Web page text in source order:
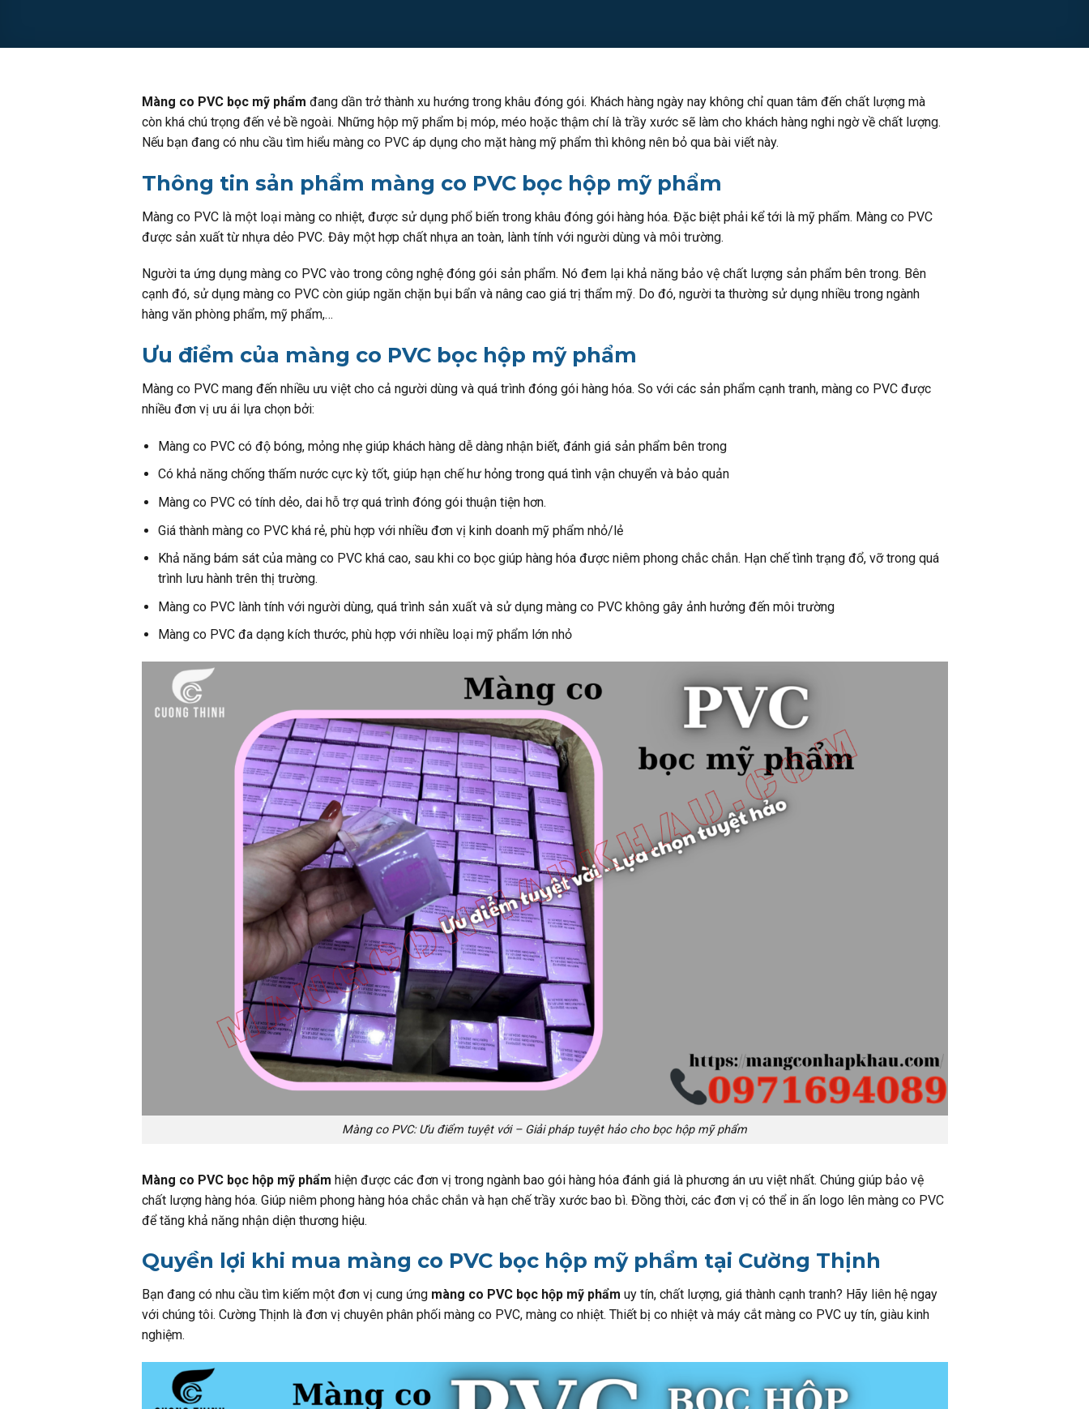
Màng co PVC bọc mỹ phẩm đang dần trở thành xu hướng trong khâu đóng gói. Khách hàng ngày nay không chỉ quan tâm đến chất lượng mà
còn khá chú trọng đến vẻ bề ngoài. Những hộp mỹ phẩm bị móp, méo hoặc thậm chí là trầy xước sẽ làm cho khách hàng nghi ngờ về chất lượng.
Nếu bạn đang có nhu cầu tìm hiểu màng co PVC áp dụng cho mặt hàng mỹ phẩm thì không nên bỏ qua bài viết này.
Thông tin sản phẩm màng co PVC bọc hộp mỹ phẩm
Màng co PVC là một loại màng co nhiệt, được sử dụng phổ biến trong khâu đóng gói hàng hóa. Đặc biệt phải kể tới là mỹ phẩm. Màng co PVC
được sản xuất từ nhựa dẻo PVC. Đây một hợp chất nhựa an toàn, lành tính với người dùng và môi trường.
Người ta ứng dụng màng co PVC vào trong công nghệ đóng gói sản phẩm. Nó đem lại khả năng bảo vệ chất lượng sản phẩm bên trong. Bên
cạnh đó, sử dụng màng co PVC còn giúp ngăn chặn bụi bẩn và nâng cao giá trị thẩm mỹ. Do đó, người ta thường sử dụng nhiều trong ngành
hàng văn phòng phẩm, mỹ phẩm,…
Ưu điểm của màng co PVC bọc hộp mỹ phẩm
Màng co PVC mang đến nhiều ưu việt cho cả người dùng và quá trình đóng gói hàng hóa. So với các sản phẩm cạnh tranh, màng co PVC được
nhiều đơn vị ưu ái lựa chọn bởi:
Màng co PVC có độ bóng, mỏng nhẹ giúp khách hàng dễ dàng nhận biết, đánh giá sản phẩm bên trong
Có khả năng chống thấm nước cực kỳ tốt, giúp hạn chế hư hỏng trong quá tình vận chuyển và bảo quản
Màng co PVC có tính dẻo, dai hỗ trợ quá trình đóng gói thuận tiện hơn.
Giá thành màng co PVC khá rẻ, phù hợp với nhiều đơn vị kinh doanh mỹ phẩm nhỏ/lẻ
Khả năng bám sát của màng co PVC khá cao, sau khi co bọc giúp hàng hóa được niêm phong chắc chắn. Hạn chế tình trạng đổ, vỡ trong quá
trình lưu hành trên thị trường.
Màng co PVC lành tính với người dùng, quá trình sản xuất và sử dụng màng co PVC không gây ảnh hưởng đến môi trường
Màng co PVC đa dạng kích thước, phù hợp với nhiều loại mỹ phẩm lớn nhỏ
Màng co PVC: Ưu điểm tuyệt với – Giải pháp tuyệt hảo cho bọc hộp mỹ phẩm
Màng co PVC bọc hộp mỹ phẩm hiện được các đơn vị trong ngành bao gói hàng hóa đánh giá là phương án ưu việt nhất. Chúng giúp bảo vệ
chất lượng hàng hóa. Giúp niêm phong hàng hóa chắc chắn và hạn chế trầy xước bao bì. Đồng thời, các đơn vị có thể in ấn logo lên màng co PVC
để tăng khả năng nhận diện thương hiệu.
Quyền lợi khi mua màng co PVC bọc hộp mỹ phẩm tại Cường Thịnh
Bạn đang có nhu cầu tìm kiếm một đơn vị cung ứng màng co PVC bọc hộp mỹ phẩm uy tín, chất lượng, giá thành cạnh tranh? Hãy liên hệ ngay
với chúng tôi. Cường Thịnh là đơn vị chuyên phân phối màng co PVC, màng co nhiệt. Thiết bị co nhiệt và máy cắt màng co PVC uy tín, giàu kinh
nghiệm.